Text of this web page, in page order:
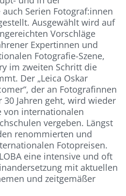
Serien Fotograf:innen
Ausgewählt wird auf
Vorschläge
Expertinnen und
Fotografie-Szene,
im zweiten Schritt die
Der „Leica Oskar
der an Fotografinnen
Jahren geht, wird wieder
von internationalen
vergeben. Längst
renommierten und
Fotopreisen.
eine intensive und oft
mit aktuellen
und zeitgemäßer